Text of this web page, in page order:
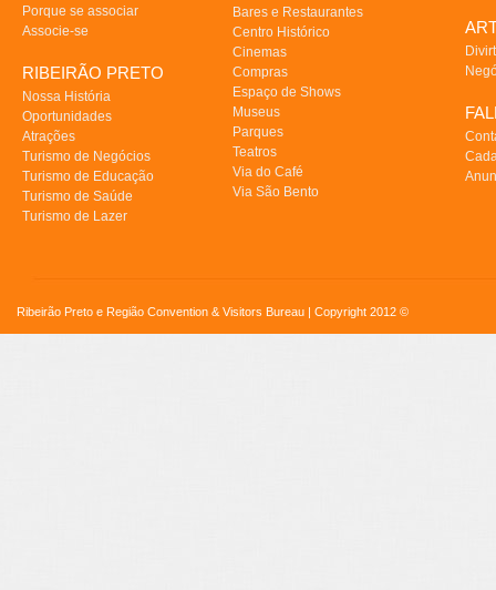
Porque se associar
Associe-se
RIBEIRÃO PRETO
Nossa História
Oportunidades
Atrações
Turismo de Negócios
Turismo de Educação
Turismo de Saúde
Turismo de Lazer
Bares e Restaurantes
Centro Histórico
Cinemas
Compras
Espaço de Shows
Museus
Parques
Teatros
Via do Café
Via São Bento
Ribeirão Preto e Região Convention & Visitors Bureau | Copyright 2012 ©